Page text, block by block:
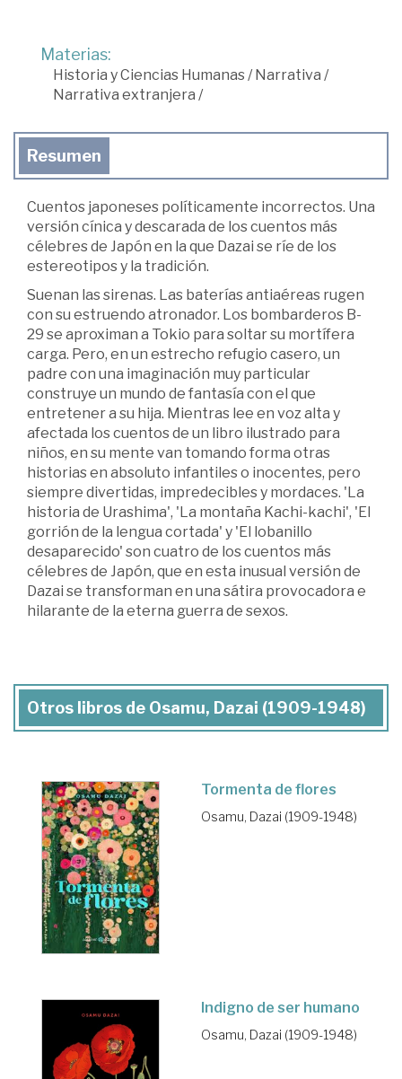
Materias:
Historia y Ciencias Humanas/ Narrativa /
Narrativa extranjera /
Resumen
Cuentos japoneses políticamente incorrectos. Una
versión cínica y descarada de los cuentos más
célebres de Japón en la que Dazai se ríe de los
estereotipos y la tradición.
Suenan las sirenas. Las baterías antiaéreas rugen
con su estruendo atronador. Los bombarderos B-
29 se aproximan a Tokio para soltar su mortífera
carga. Pero, en un estrecho refugio casero, un
padre con una imaginación muy particular
construye un mundo de fantasía con el que
entretener a su hija. Mientras lee en voz alta y
afectada los cuentos de un libro ilustrado para
niños, en su mente van tomando forma otras
historias en absoluto infantiles o inocentes, pero
siempre divertidas, impredecibles y mordaces. 'La
historia de Urashima', 'La montaña Kachi-kachi', 'El
gorrión de la lengua cortada' y 'El lobanillo
desaparecido' son cuatro de los cuentos más
célebres de Japón, que en esta inusual versión de
Dazai se transforman en una sátira provocadora e
hilarante de la eterna guerra de sexos.
Otros libros de Osamu, Dazai (1909-1948)
Tormenta de flores
Osamu, Dazai (1909-1948)
Indigno de ser humano
Osamu, Dazai (1909-1948)